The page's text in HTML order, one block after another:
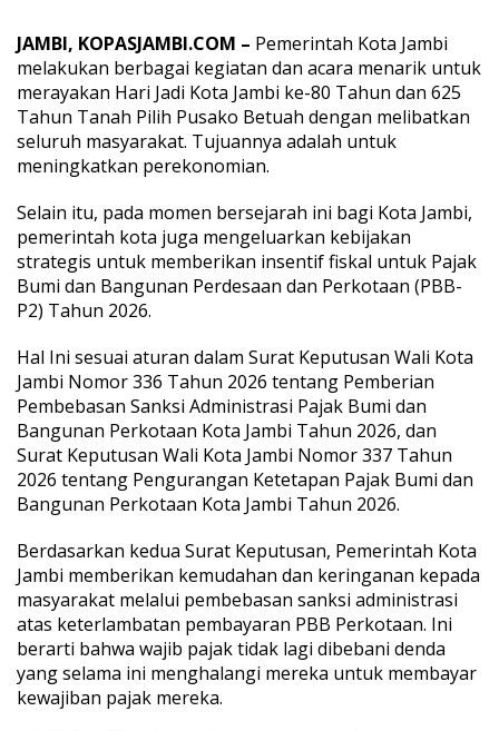
a
m
R
a
n
g
k
a
U
T
K
o
t
a
m
b
i
d
a
n
a
i
J
a
i
T
a
JAMBI, KOPASJAMBI.COM – Pemerintah Kota Jambi
melakukan berbagai kegiatan dan acara menarik untuk
merayakan Hari Jadi Kota Jambi ke-80 Tahun dan 625
Tahun Tanah Pilih Pusako Betuah dengan melibatkan
seluruh masyarakat. Tujuannya adalah untuk
meningkatkan perekonomian.
Selain itu, pada momen bersejarah ini bagi Kota Jambi,
pemerintah kota juga mengeluarkan kebijakan
strategis untuk memberikan insentif fiskal untuk Pajak
Bumi dan Bangunan Perdesaan dan Perkotaan (PBB-
P2) Tahun 2026.
Hal Ini sesuai aturan dalam Surat Keputusan Wali Kota
Jambi Nomor 336 Tahun 2026 tentang Pemberian
Pembebasan Sanksi Administrasi Pajak Bumi dan
Bangunan Perkotaan Kota Jambi Tahun 2026, dan
Surat Keputusan Wali Kota Jambi Nomor 337 Tahun
2026 tentang Pengurangan Ketetapan Pajak Bumi dan
Bangunan Perkotaan Kota Jambi Tahun 2026.
Berdasarkan kedua Surat Keputusan, Pemerintah Kota
Jambi memberikan kemudahan dan keringanan kepada
masyarakat melalui pembebasan sanksi administrasi
atas keterlambatan pembayaran PBB Perkotaan. Ini
berarti bahwa wajib pajak tidak lagi dibebani denda
yang selama ini menghalangi mereka untuk membayar
kewajiban pajak mereka.